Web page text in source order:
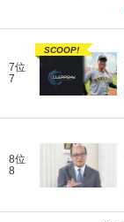
7位
7
SCOOP!
8位
8